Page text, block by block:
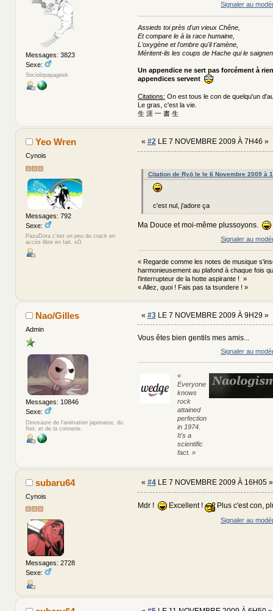
Messages: 3823
Sexe:
Sociolopapageek
Signaler au
Assieds toi près d'un vieux Chêne,
Et compare le à la race humaine,
L'oxygène et l'ombre qu'il t'amène,
Méritent-ils les coups de Hache qui le
Un appendice ne sert pas forcément à
appendices servent
Citations: On est tous le con de quelqu'un
Le gras, c'est la vie.
生 涯 一 書 生
Yeo Wren
Cynois
Messages: 792
Sexe:
PazuDora c'est un peu du crack en
accès libre en fait. xD
« #2LE 7 NOVEMBRE 2009 À 7H46 »
Citation de Ryō le le 6 Novembre 2009 à
c'est nul, j'adore ça
Ma Douce et moi-même plussoyons.
Signaler au
« Regarde comme les notes de musique
harmonieusement au plafond à chaque fois
l'interrupteur de la hotte aspirante ! »
« Allez, quoi ! Fais pas ta tsundere ! »
Nao/Gilles
Admin
Messages: 10846
Sexe:
Dinosaure de l'animation japonaise, du
Net, et de la connerie.
« #3LE 7 NOVEMBRE 2009 À 9H29 »
Vous êtes bien gentils mes amis...
Signaler au
«
Everyone
knows
rock
attained
perfection
in 1974.
It's a
scientific
fact. »
subaru64
Cynois
Messages: 2728
Sexe:
« #4LE 7 NOVEMBRE 2009 À 16H05 »
Mdr ! Excellent ! Plus c'est con,
Signaler au